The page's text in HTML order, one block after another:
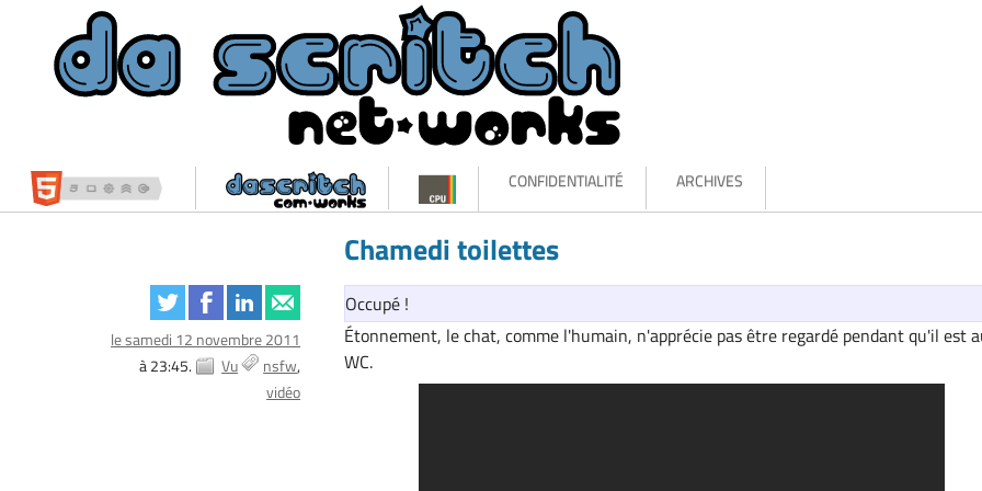
CONFIDENTIALITÉ ARCHIVES
Chamedi toilettes
le samedi 12 novembre 2011
à 23:45.
Vu
nsfw
vidéo
Occupé !
Étonnement, le chat, comme l'humain, n'apprécie pas être regardé pendant qu'il est
WC.